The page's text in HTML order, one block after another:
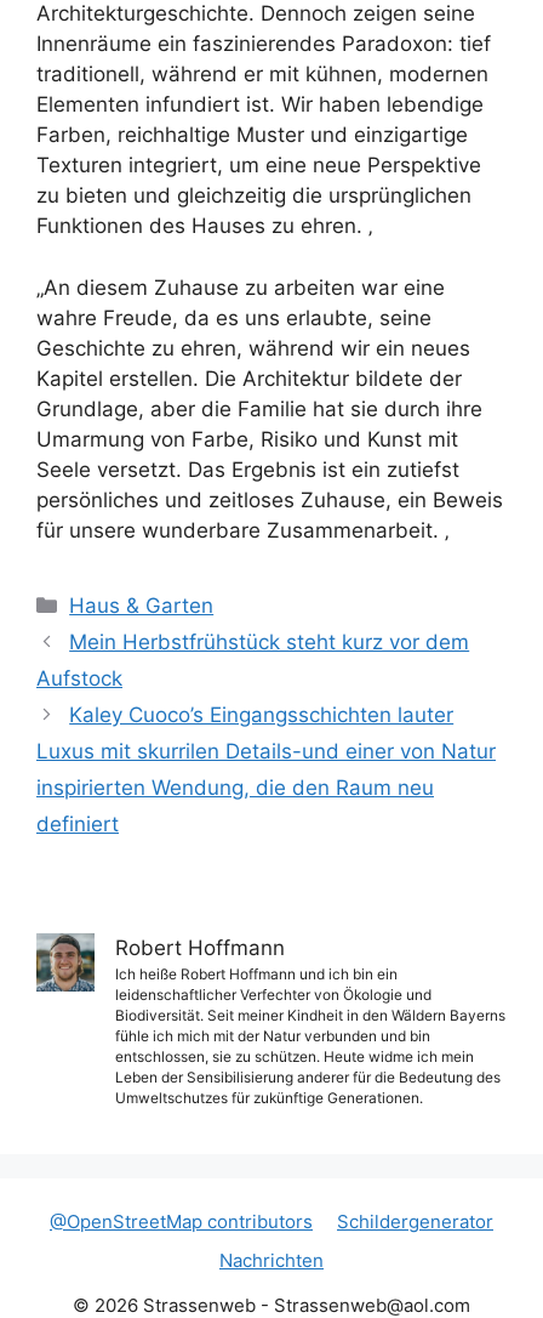
Architekturgeschichte. Dennoch zeigen seine
Innenräume ein faszinierendes Paradoxon: tief
traditionell, während er mit kühnen, modernen
Elementen infundiert ist. Wir haben lebendige
Farben, reichhaltige Muster und einzigartige
Texturen integriert, um eine neue Perspektive
zu bieten und gleichzeitig die ursprünglichen
Funktionen des Hauses zu ehren. ‚
„An diesem Zuhause zu arbeiten war eine
wahre Freude, da es uns erlaubte, seine
Geschichte zu ehren, während wir ein neues
Kapitel erstellen. Die Architektur bildete der
Grundlage, aber die Familie hat sie durch ihre
Umarmung von Farbe, Risiko und Kunst mit
Seele versetzt. Das Ergebnis ist ein zutiefst
persönliches und zeitloses Zuhause, ein Beweis
für unsere wunderbare Zusammenarbeit. ‚
Kategorien
Haus & Garten
Mein Herbstfrühstück steht kurz vor dem
Aufstock
Kaley Cuoco’s Eingangsschichten lauter
Luxus mit skurrilen Details-und einer von Natur
inspirierten Wendung, die den Raum neu
definiert
Robert Hoffmann
Ich heiße Robert Hoffmann und ich bin ein
leidenschaftlicher Verfechter von Ökologie und
Biodiversität. Seit meiner Kindheit in den Wäldern Bayerns
fühle ich mich mit der Natur verbunden und bin
entschlossen, sie zu schützen. Heute widme ich mein
Leben der Sensibilisierung anderer für die Bedeutung des
Umweltschutzes für zukünftige Generationen.
@OpenStreetMap contributors
Schildergenerator
Nachrichten
© 2026 Strassenweb - Strassenweb@aol.com